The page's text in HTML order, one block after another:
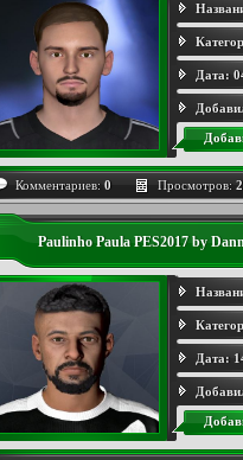
Дата:
Комментариев: 0 Просмотров:
Paulinho Paula PES2017 by
Дата: